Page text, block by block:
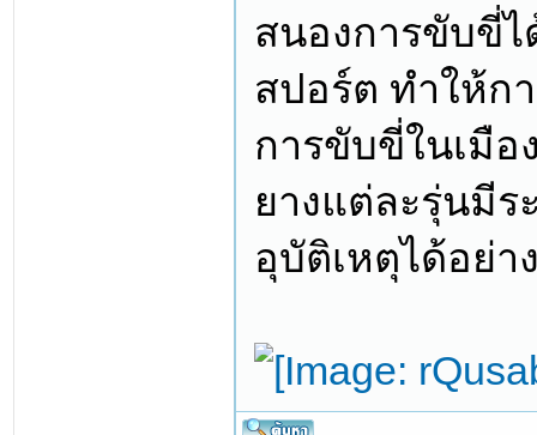
สนองการขับขี่
สปอร์ต ทำให้ก
การขับขี่ในเมือ
ยางแต่ละรุ่นมีร
อุบัติเหตุได้อย่า